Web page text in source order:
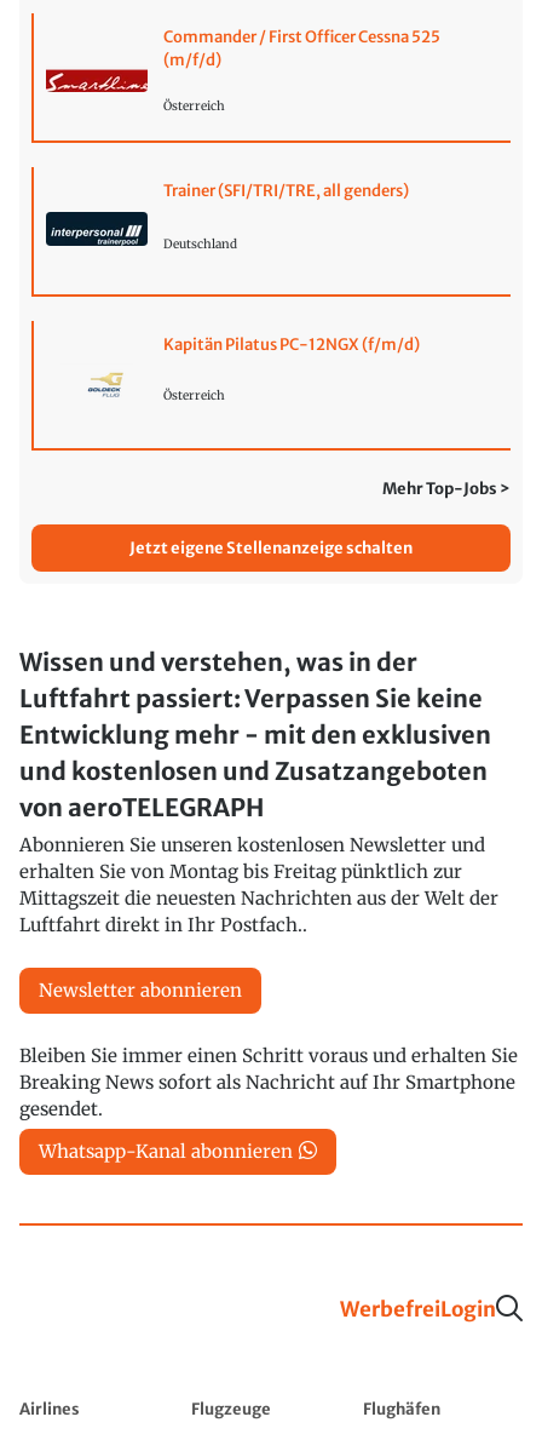
Commander / First Officer Cessna 525
(m/f/d)
Österreich
Trainer (SFI/TRI/TRE, all genders)
Deutschland
Kapitän Pilatus PC-12NGX (f/m/d)
Österreich
Mehr Top-Jobs >
Jetzt eigene Stellenanzeige schalten
Wissen und verstehen, was in der
Luftfahrt passiert: Verpassen Sie keine
Entwicklung mehr - mit den exklusiven
und kostenlosen und Zusatzangeboten
von aeroTELEGRAPH
Abonnieren Sie unseren kostenlosen Newsletter und
erhalten Sie von Montag bis Freitag pünktlich zur
Mittagszeit die neuesten Nachrichten aus der Welt der
Luftfahrt direkt in Ihr Postfach..
Newsletter abonnieren
Bleiben Sie immer einen Schritt voraus und erhalten Sie
Breaking News sofort als Nachricht auf Ihr Smartphone
gesendet.
Whatsapp-Kanal abonnieren
WerbefreiLogin
Airlines Flugzeuge
Flughäfen